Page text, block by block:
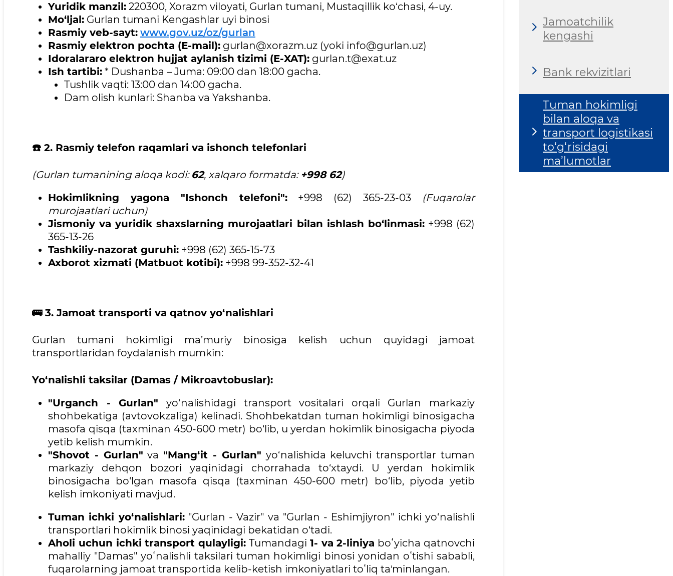
Yuridik manzil: 220300, Xorazm viloyati, Gurlan tumani, Mustaqillik ko‘chasi, 4-uy.
Mo‘ljal: Gurlan tumani Kengashlar uyi binosi
Rasmiy veb-sayt: www.gov.uz/oz/gurlan
Rasmiy elektron pochta (E-mail): gurlan@xorazm.uz (yoki info@gurlan.uz)
Idoralararo elektron hujjat aylanish tizimi (E-XAT): gurlan.t@exat.uz
Ish tartibi: * Dushanba – Juma: 09:00 dan 18:00 gacha.
Tushlik vaqti: 13:00 dan 14:00 gacha.
Dam olish kunlari: Shanba va Yakshanba.
☎️ 2. Rasmiy telefon raqamlari va ishonch telefonlari
(Gurlan tumanining aloqa kodi: 62, xalqaro formatda: +998 62)
Hokimlikning yagona "Ishonch telefoni":+998 (62) 365-23-03 (Fuqarolar
murojaatlari uchun)
Jismoniy va yuridik shaxslarning murojaatlari bilan ishlash bo‘linmasi:+998 (62)
365-13-26
Tashkiliy-nazorat guruhi: +998 (62) 365-15-73
Axborot xizmati (Matbuot kotibi): +998 99-352-32-41
🚌3. Jamoat transporti va qatnov yo‘nalishlari
Gurlan tumani hokimligi ma’muriy binosiga kelish uchun quyidagi jamoat
transportlaridan foydalanish mumkin:
Yo‘nalishli taksilar (Damas / Mikroavtobuslar):
"Urganch - Gurlan" yo‘nalishidagi transport vositalari orqali Gurlan markaziy
shohbekatiga (avtovokzaliga) kelinadi. Shohbekatdan tuman hokimligi binosigacha
masofa qisqa (taxminan 450-600 metr) bo‘lib, u yerdan hokimlik binosigacha piyoda
yetib kelish mumkin.
"Shovot - Gurlan" va "Mang‘it - Gurlan" yo‘nalishida keluvchi transportlar tuman
markaziy dehqon bozori yaqinidagi chorrahada to‘xtaydi. U yerdan hokimlik
binosigacha bo‘lgan masofa qisqa (taxminan 450-600 metr) bo‘lib, piyoda yetib
kelish imkoniyati mavjud.
Tuman ichki yo‘nalishlari:"Gurlan - Vazir" va "Gurlan - Eshimjiyron" ichki yo‘nalishli
transportlari hokimlik binosi yaqinidagi bekatidan o‘tadi.
Aholi uchun ichki transport qulayligi: Tumandagi 1- va 2-liniya boʻyicha qatnovchi
mahalliy "Damas" yoʻnalishli taksilari tuman hokimligi binosi yonidan oʻtishi sababli,
fuqarolarning jamoat transportida kelib-ketish imkoniyatlari toʻliq taʼminlangan.
Jamoatchilik
kengashi
Bank rekvizitlari
Tuman hokimligi
bilan aloqa va
transport logistikasi
to‘g‘risidagi
ma’lumotlar